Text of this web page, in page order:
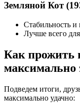
Земляной Кот
Стабильность и
Лучше всего
Как прожить
максимально
Подведем итоги,
максимально удачно: